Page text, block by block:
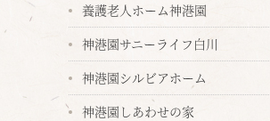
養護老人ホーム神港園
神港園サニーライフ白川
神港園シルビアホーム
神港園しあわせの家